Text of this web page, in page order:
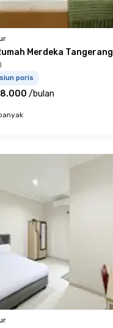
Merdeka Tangerang
poris
/bulan